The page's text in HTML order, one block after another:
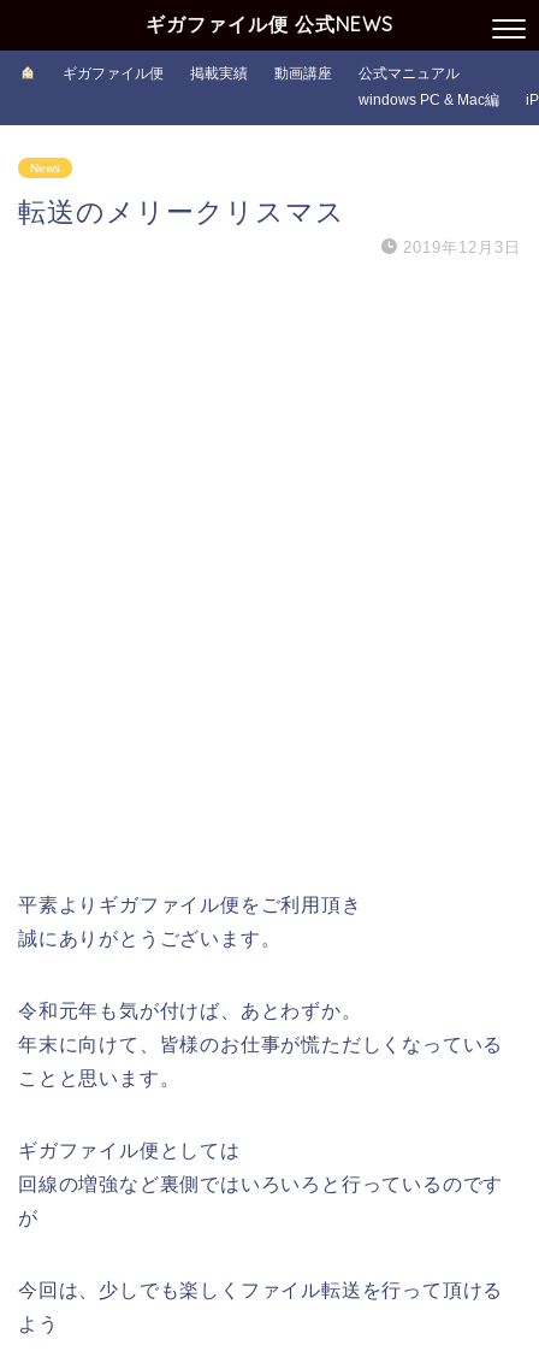
ギガファイル便 公式NEWS
ギガファイル便 掲載実績 動画講座
公式マニュアル
windows PC & Mac編
News
転送のメリークリスマス
2019年12月3日
平素よりギガファイル便をご利用頂き
誠にありがとうございます。
令和元年も気が付けば、あとわずか。
年末に向けて、皆様のお仕事が慌ただしくなっている
ことと思います。
ギガファイル便としては
回線の増強など裏側ではいろいろと行っているのです
が
今回は、少しでも楽しくファイル転送を行って頂ける
よう